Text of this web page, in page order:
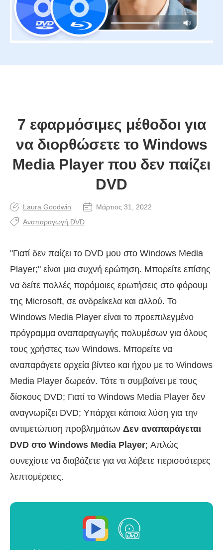
7 εφαρμόσιμες μέθοδοι για
να διορθώσετε το Windows
Media Player που δεν παίζει
DVD
Laura Goodwin
Μάρτιος 31, 2022
Αναπαραγωγή DVD
"Γιατί δεν παίζει το DVD μου στο Windows Media
Player;" είναι μια συχνή ερώτηση. Μπορείτε επίσης
να δείτε πολλές παρόμοιες ερωτήσεις στο φόρουμ
της Microsoft, σε ανδρείκελα και αλλού. Το
Windows Media Player είναι το προεπιλεγμένο
πρόγραμμα αναπαραγωγής πολυμέσων για όλους
τους χρήστες των Windows. Μπορείτε να
αναπαράγετε αρχεία βίντεο και ήχου με το Windows
Media Player δωρεάν. Τότε τι συμβαίνει με τους
δίσκους DVD; Γιατί το Windows Media Player δεν
αναγνωρίζει DVD; Υπάρχει κάποια λύση για την
αντιμετώπιση προβλημάτων Δεν αναπαράγεται
DVD στο Windows Media Player; Απλώς
συνεχίστε να διαβάζετε για να λάβετε περισσότερες
λεπτομέρειες.